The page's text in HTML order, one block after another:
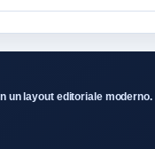
un layout editoriale moderno.